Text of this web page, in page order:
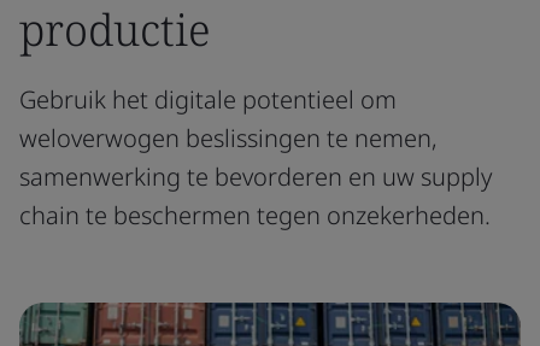
productie
Gebruik het digitale potentieel om
weloverwogen beslissingen te nemen,
samenwerking te bevorderen en uw supply
chain te beschermen tegen onzekerheden.